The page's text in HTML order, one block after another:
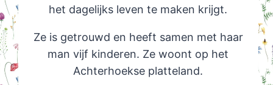
het dagelijks leven te maken krijgt.
Ze is getrouwd en heeft samen met haar
man vijf kinderen. Ze woont op het
Achterhoekse platteland.